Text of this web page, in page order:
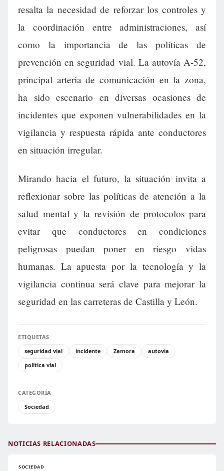
resalta la necesidad de reforzar los controles y
la coordinación entre administraciones, así
como la importancia de las políticas de
prevención en seguridad vial. La autovía A-52,
principal arteria de comunicación en la zona,
ha sido escenario en diversas ocasiones de
incidentes que exponen vulnerabilidades en la
vigilancia y respuesta rápida ante conductores
en situación irregular.
Mirando hacia el futuro, la situación invita a
reflexionar sobre las políticas de atención a la
salud mental y la revisión de protocolos para
evitar que conductores en condiciones
peligrosas puedan poner en riesgo vidas
humanas. La apuesta por la tecnología y la
vigilancia continua será clave para mejorar la
seguridad en las carreteras de Castilla y León.
ETIQUETAS
seguridad vial
incidente Zamora
autovía
política vial
CATEGORÍA
Sociedad
NOTICIAS RELACIONADAS
SOCIEDAD